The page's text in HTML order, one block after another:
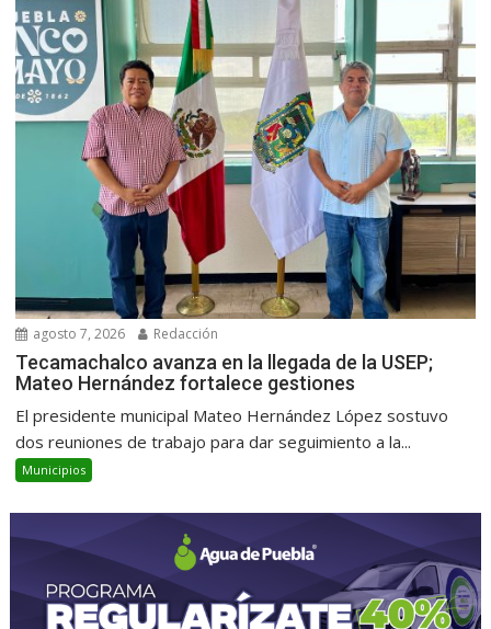
agosto 7, 2026 Redacción
Tecamachalco avanza en la llegada de la USEP;
Mateo Hernández fortalece gestiones
El presidente municipal Mateo Hernández López sostuvo
dos reuniones de trabajo para dar seguimiento a la...
Municipios